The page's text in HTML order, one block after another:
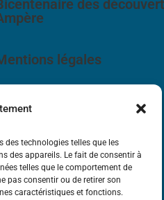
des technologies telles que les
des appareils. Le fait de consentir à
telles que le comportement de
pas consentir ou de retirer son
caractéristiques et fonctions.
des
légales